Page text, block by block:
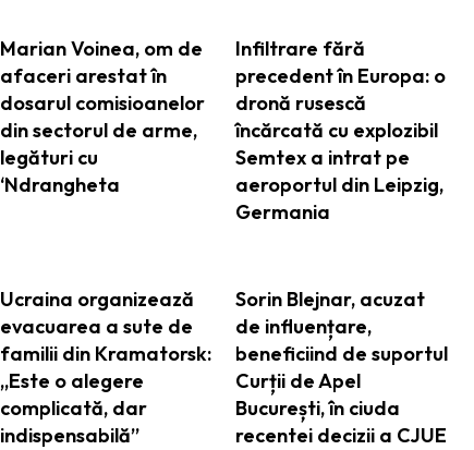
Marian Voinea, om de
afaceri arestat în
dosarul comisioanelor
din sectorul de arme,
legături cu
‘Ndrangheta
Infiltrare fără
precedent în Europa: o
dronă rusescă
încărcată cu explozibil
Semtex a intrat pe
aeroportul din Leipzig,
Germania
Ucraina organizează
evacuarea a sute de
familii din Kramatorsk:
„Este o alegere
complicată, dar
indispensabilă”
Sorin Blejnar, acuzat
de influențare,
beneficiind de suportul
Curții de Apel
București, în ciuda
recentei decizii a CJUE